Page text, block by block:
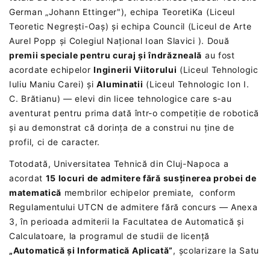
German „Johann Ettinger"), echipa TeoretiKa (Liceul
Teoretic Negrești-Oaș) și echipa Council (Liceul de Arte
Aurel Popp și Colegiul Național Ioan Slavici ). Două
premii speciale pentru curaj și îndrăzneală au fost
acordate echipelorInginerii Viitorului (Liceul Tehnologic
Iuliu Maniu Carei) șiAluminatii (Liceul Tehnologic Ion I.
C. Brătianu) — elevi din licee tehnologice care s-au
aventurat pentru prima dată într-o competiție de robotică
și au demonstrat că dorința de a construi nu ține de
profil, ci de caracter.
Totodată, Universitatea Tehnică din Cluj-Napoca a
acordat 15 locuri de admitere fără susținerea probei de
matematică membrilor echipelor premiate, conform
Regulamentului UTCN de admitere fără concurs — Anexa
3, în perioada admiterii la Facultatea de Automatică și
Calculatoare, la programul de studii de licență
„Automatică și Informatică Aplicată”, școlarizare la Satu